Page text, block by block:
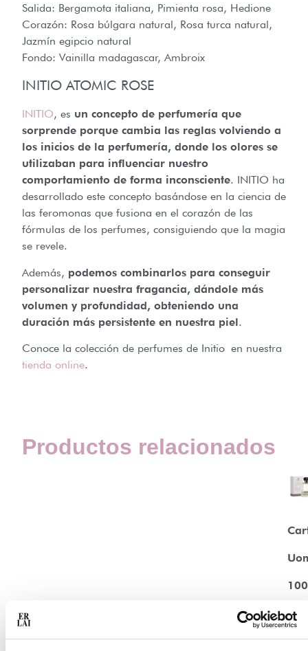
Salida: Bergamota italiana, Pimienta rosa, Hedione
Corazón: Rosa búlgara natural, Rosa turca natural,
Jazmín egipcio natural
Fondo: Vainilla madagascar, Ambroix
INITIO ATOMIC ROSE
INITIO, es un concepto de perfumería que
sorprende porque cambia las reglas volviendo a
los inicios de la perfumería, donde los olores se
utilizaban para influenciar nuestro
comportamiento de forma inconsciente. INITIO ha
desarrollado este concepto basándose en la ciencia de
las feromonas que fusiona en el corazón de las
fórmulas de los perfumes, consiguiendo que la magia
se revele.
Además, podemos combinarlos para conseguir
personalizar nuestra fragancia, dándole más
volumen y profundidad, obteniendo una
duración más persistente en nuestra piel.
Conoce la colección de perfumes de Initio en nuestra
tienda online.
Productos relacionados